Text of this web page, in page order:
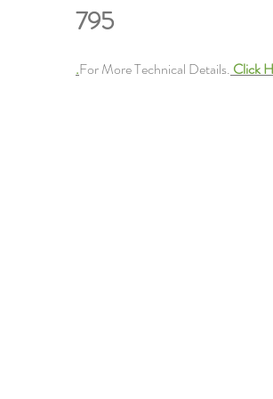
795
For More Technical Details. Click